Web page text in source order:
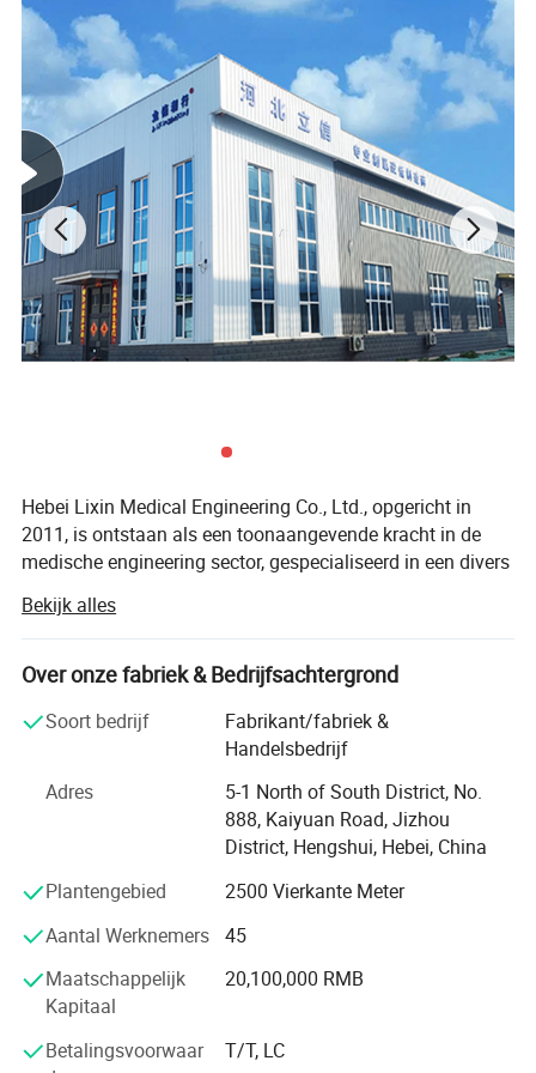
Productdisplay
Hebei Lixin Medical Engineering Co., Ltd., opgericht in
2011, is ontstaan als een toonaangevende kracht in de
medische engineering sector, gespecialiseerd in een divers
Zijn product- en serviceportfolio omvat hoogwaardige
gastoevoersystemen voor medische centra, geavanceerde
apparatuur voor het genereren van zuurstof in de
systemen voor negatieve drukzuiging, hoogwaardige
medische persluchtsystemen en geavanceerde medische
apparatuur voor luchtzuivering. Naast deze kernproducten
blinkt het bedrijf uit in het leveren van hoogwaardige
zuiveringstechnieken voor essentiële ziekenhuisfaciliteiten
zoals operatiekamers, ICU/CCU's, vloeistofdispensers,
toevoerkamers en laboratoria. Het onderscheidt zich ook
positie als veelzijdige onderneming die zich toelegt op het
bevorderen van de medische infrastructuur.
Zich stevig aan het principe van 'klantgericht,
servicegericht' houdt, heeft het bedrijf 17
Bekijk alles
Over onze fabriek & Bedrijfsachtergrond
Soort bedrijf
Fabrikant/fabriek &
Handelsbedrijf
Adres
5-1 North of South District, No.
888, Kaiyuan Road, Jizhou
District, Hengshui, Hebei, China
Plantengebied
2500 Vierkante Meter
Aantal Werknemers 45
Maatschappelijk
Kapitaal
20,100,000 RMB
Betalingsvoorwaar
T/T, LC